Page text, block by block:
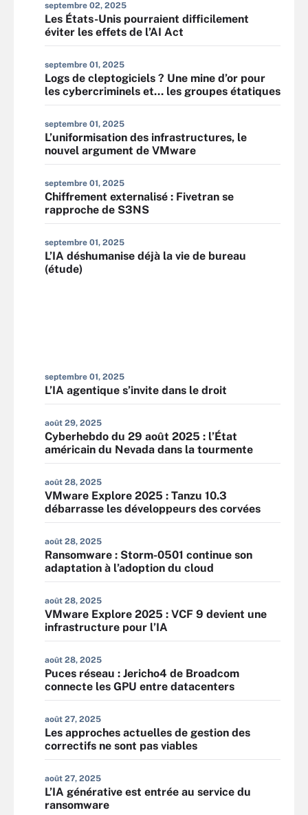
septembre 02, 2025
Les États-Unis pourraient difficilement
éviter les effets de l’AI Act
septembre 01, 2025
Logs de cleptogiciels ? Une mine d’or pour
les cybercriminels et… les groupes étatiques
septembre 01, 2025
L’uniformisation des infrastructures, le
nouvel argument de VMware
septembre 01, 2025
Chiffrement externalisé : Fivetran se
rapproche de S3NS
septembre 01, 2025
L’IA déshumanise déjà la vie de bureau
(étude)
septembre 01, 2025
L’IA agentique s’invite dans le droit
août 29, 2025
Cyberhebdo du 29 août 2025 : l’État
américain du Nevada dans la tourmente
août 28, 2025
VMware Explore 2025 : Tanzu 10.3
débarrasse les développeurs des corvées
août 28, 2025
Ransomware : Storm-0501 continue son
adaptation à l’adoption du cloud
août 28, 2025
VMware Explore 2025 : VCF 9 devient une
infrastructure pour l’IA
août 28, 2025
Puces réseau : Jericho4 de Broadcom
connecte les GPU entre datacenters
août 27, 2025
Les approches actuelles de gestion des
correctifs ne sont pas viables
août 27, 2025
L’IA générative est entrée au service du
ransomware